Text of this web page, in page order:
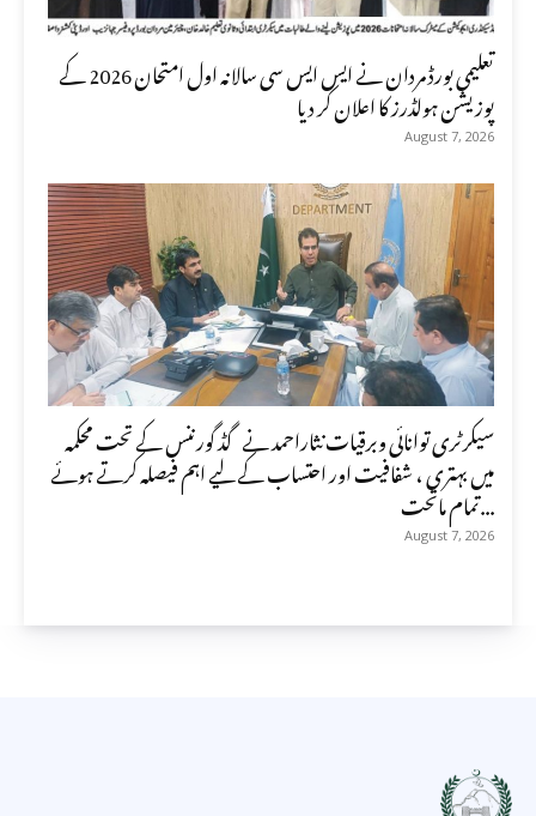
تعلیمی بورڈ مردان نے ایس ایس سی سالانہ اول امتحان 2026 کے
پوزیشن ہولڈرز کا اعلان کر دیا
August 7, 2026
سیکرٹری توانائی وبرقیات نثاراحمد نے گڈ گورننس کے تحت محکمہ
میں بہتری ، شفافیت اور احتساب کے لیے اہم فیصلہ کرتے ہوئے
تمام ماتحت...
August 7, 2026